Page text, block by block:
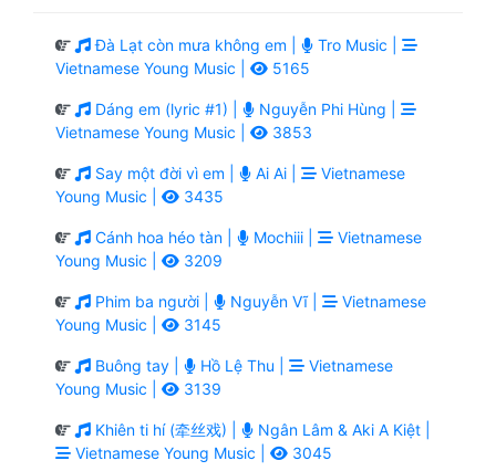
Đà Lạt còn mưa không em |
Tro Music |
Vietnamese Young Music |
5165
Dáng em (lyric #1) |
Nguyễn Phi Hùng |
Vietnamese Young Music |
3853
Say một đời vì em | Ai Ai |
Vietnamese
Young Music |
3435
Cánh hoa héo tàn | Mochiii |
Vietnamese
Young Music |
3209
Phim ba người | Nguyễn Vĩ |
Vietnamese
Young Music |
3145
Buông tay | Hồ Lệ Thu |
Vietnamese
Young Music |
3139
Khiên ti hí (牵丝戏) |
Ngân Lâm & Aki A Kiệt |
Vietnamese Young Music |
3045